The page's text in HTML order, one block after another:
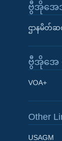
Learning
ဗွီအိုအေ
ဌာနမိတ်
ဗွီအိုအေ
VOA+
Other
USAGM